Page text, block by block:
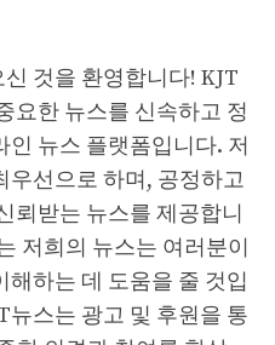
것을 환영합니다! KJT
요한 뉴스를 신속하고 정
뉴스 플랫폼입니다. 저
우선으로 하며, 공정하고
뢰받는 뉴스를 제공합니
저희의 뉴스는 여러분이
하는 데 도움을 줄 것입
뉴스는 광고 및 후원을 통